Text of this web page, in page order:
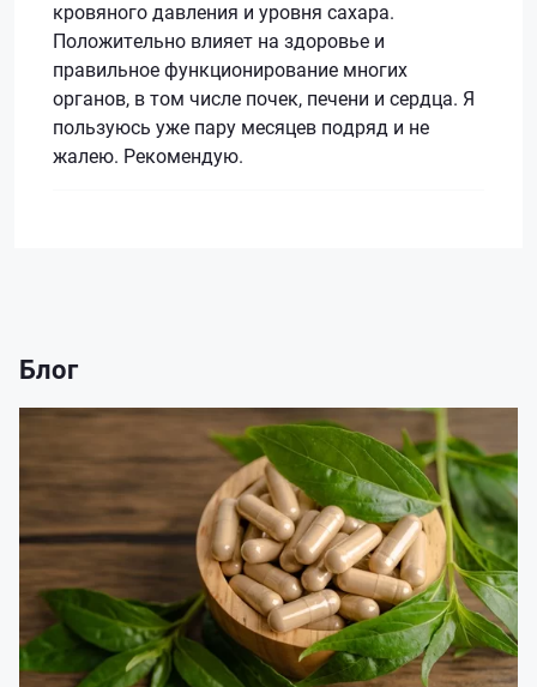
кровяного давления и уровня сахара.
Положительно влияет на здоровье и
правильное функционирование многих
органов, в том числе почек, печени и сердца. Я
пользуюсь уже пару месяцев подряд и не
жалею. Рекомендую.
Блог